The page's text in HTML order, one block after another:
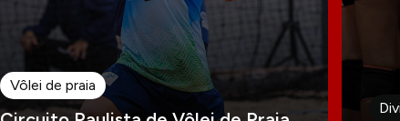
Vôlei de praia